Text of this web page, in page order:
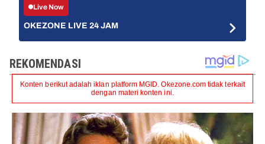
Live Now
OKEZONE LIVE 24 JAM